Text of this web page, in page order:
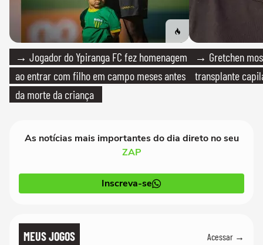
→ Jogador do Ypiranga FC fez homenagem
ao entrar com filho em campo meses antes
da morte da criança
→ Gretchen
transplante
As notícias mais importantes do dia direto no seu
ZAP
Inscreva-se
MEUS JOGOS Acessar →